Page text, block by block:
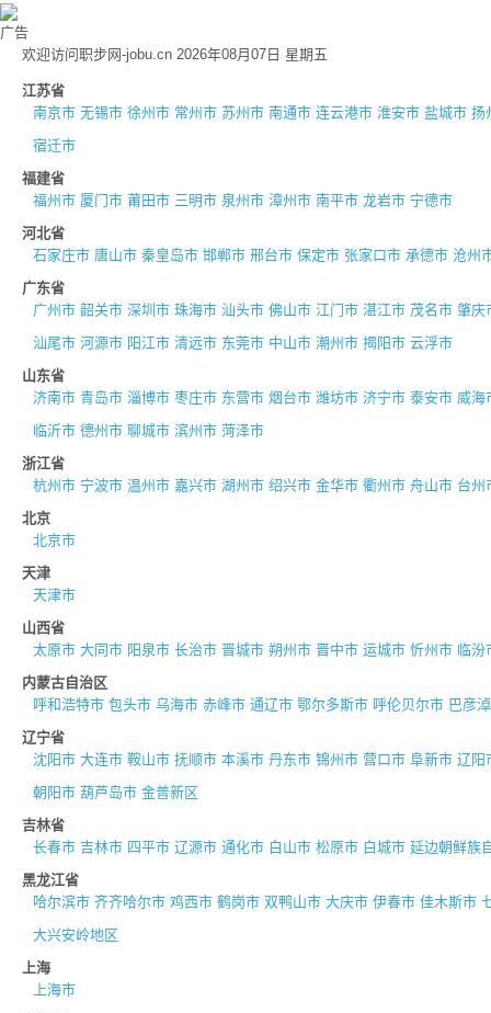
广告
欢迎访问职步网-jobu.cn 2026年08月07日 星期五
江苏省
南京市 无锡市 徐州市 常州市 苏州市 南通市 连云港市 淮安市 盐城市 扬
宿迁市
福建省
福州市 厦门市 莆田市 三明市 泉州市 漳州市 南平市 龙岩市 宁德市
河北省
石家庄市 唐山市 秦皇岛市 邯郸市 邢台市 保定市 张家口市 承德市 沧州
广东省
广州市 韶关市 深圳市 珠海市 汕头市 佛山市 江门市 湛江市 茂名市 肇庆
汕尾市 河源市 阳江市 清远市 东莞市 中山市 潮州市 揭阳市 云浮市
山东省
济南市 青岛市 淄博市 枣庄市 东营市 烟台市 潍坊市 济宁市 泰安市 威海
临沂市 德州市 聊城市 滨州市 菏泽市
浙江省
杭州市 宁波市 温州市 嘉兴市 湖州市 绍兴市 金华市 衢州市 舟山市 台州
北京
北京市
天津
天津市
山西省
太原市 大同市 阳泉市 长治市 晋城市 朔州市 晋中市 运城市 忻州市 临汾
内蒙古自治区
呼和浩特市 包头市 乌海市 赤峰市 通辽市 鄂尔多斯市 呼伦贝尔市 巴彦
辽宁省
沈阳市 大连市 鞍山市 抚顺市 本溪市 丹东市 锦州市 营口市 阜新市 辽阳
朝阳市 葫芦岛市 金普新区
吉林省
长春市 吉林市 四平市 辽源市 通化市 白山市 松原市 白城市 延边朝鲜族
黑龙江省
哈尔滨市 齐齐哈尔市 鸡西市 鹤岗市 双鸭山市 大庆市 伊春市 佳木斯市
大兴安岭地区
上海
上海市